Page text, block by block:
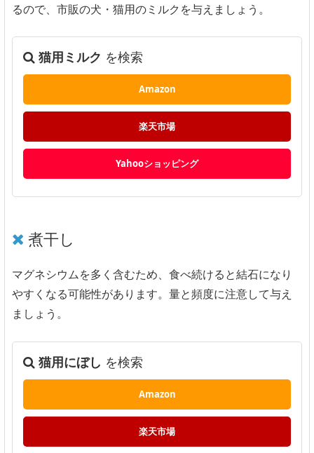
るので、市販の犬・猫用のミルクを与えましょう。
猫用ミルク を検索
Amazon
楽天市場
Yahooショッピング
煮干し
マグネシウムを多く含むため、食べ続けると結石になり
やすくなる可能性があります。量と頻度に注意して与え
ましょう。
猫用にぼし を検索
Amazon
楽天市場